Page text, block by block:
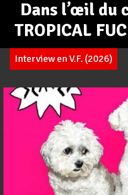
Dans l’œil du
TROPICAL
Interview en V.F. (2026)
Pages